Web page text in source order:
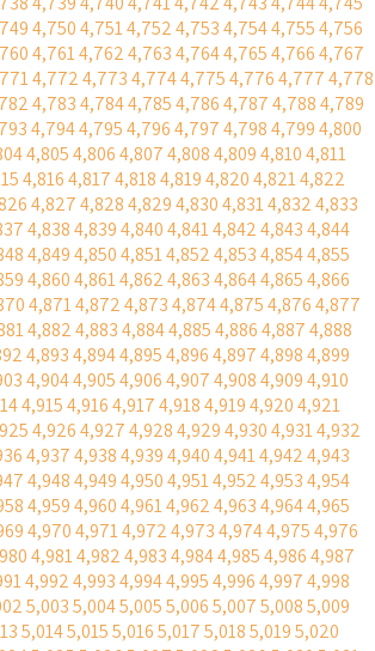
4,7504,7514,7524,7534,7544,7554,756
4,7614,7624,7634,7644,7654,7664,767
4,7724,7734,7744,7754,7764,7774,778
4,7834,7844,7854,7864,7874,7884,789
4,7944,7954,7964,7974,7984,7994,800
4,8054,8064,8074,8084,8094,8104,811
4,8164,8174,8184,8194,8204,8214,822
4,8274,8284,8294,8304,8314,8324,833
4,8384,8394,8404,8414,8424,8434,844
4,8494,8504,8514,8524,8534,8544,855
4,8604,8614,8624,8634,8644,8654,866
4,8714,8724,8734,8744,8754,8764,877
4,8824,8834,8844,8854,8864,8874,888
4,8934,8944,8954,8964,8974,8984,899
4,9044,9054,9064,9074,9084,9094,910
4,9154,9164,9174,9184,9194,9204,921
4,9264,9274,9284,9294,9304,9314,932
4,9374,9384,9394,9404,9414,9424,943
4,9484,9494,9504,9514,9524,9534,954
4,9594,9604,9614,9624,9634,9644,965
4,9704,9714,9724,9734,9744,9754,976
4,9814,9824,9834,9844,9854,9864,987
4,9924,9934,9944,9954,9964,9974,998
5,0035,0045,0055,0065,0075,0085,009
5,0145,0155,0165,0175,0185,0195,020